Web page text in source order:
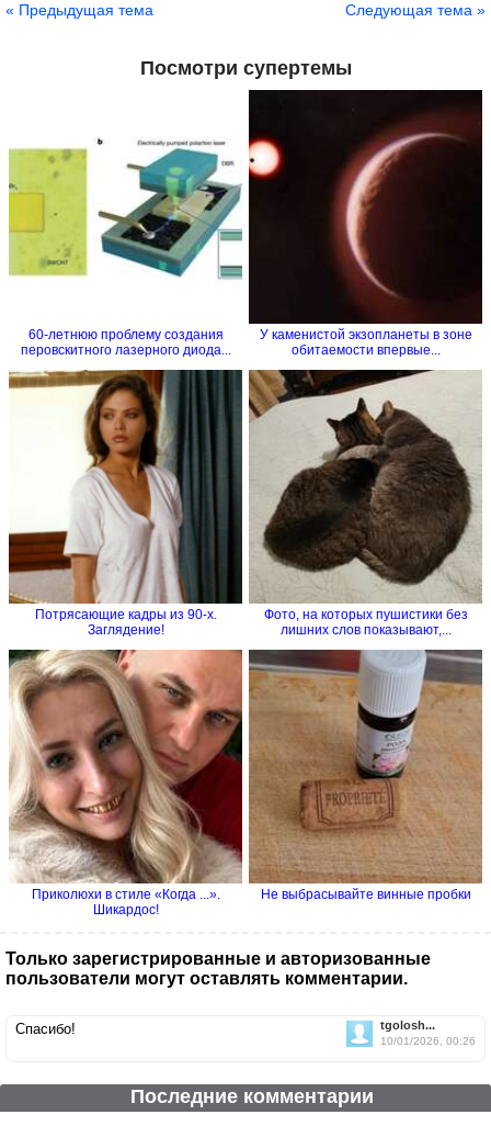
« Предыдущая тема Следующая тема »
Посмотри супертемы
60-летнюю проблему создания
перовскитного лазерного диода...
У каменистой экзопланеты в зоне
обитаемости впервые...
Потрясающие кадры из 90-х.
Заглядение!
Фото, на которых пушистики без
лишних слов показывают,...
Приколюхи в стиле «Когда ...».
Шикардос!
Не выбрасывайте винные пробки
Только зарегистрированные и авторизованные
пользователи могут оставлять комментарии.
tgolosh...
10/01/2026, 00:26
Спасибо!
Последние комментарии